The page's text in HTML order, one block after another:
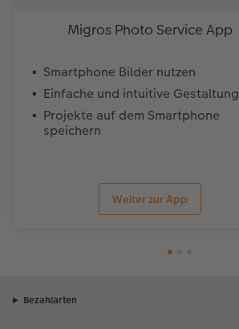
Migros Photo Service App
Smartphone Bilder nutzen
Einfache und intuitive Gestaltung
Projekte auf dem Smartphone
speichern
Weiter zur App
Bezahlarten